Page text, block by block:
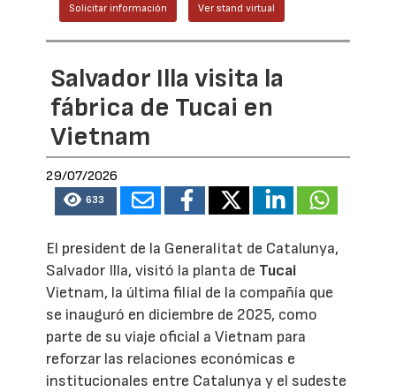
Solicitar información Ver stand virtual
Salvador Illa visita la
fábrica de Tucai en
Vietnam
29/07/2026
633
El president de la Generalitat de Catalunya,
Salvador Illa, visitó la planta de Tucai
Vietnam, la última filial de la compañía que
se inauguró en diciembre de 2025, como
parte de su viaje oficial a Vietnam para
reforzar las relaciones económicas e
institucionales entre Catalunya y el sudeste